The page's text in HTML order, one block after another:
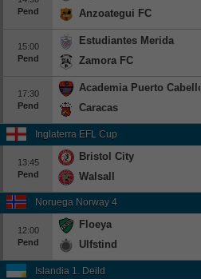
Pend
Anzoategui FC
15:00
Pend
Estudiantes Merida
Zamora FC
17:30
Pend
Academia Puerto Cabello
Caracas
Inglaterra EFL Cup
13:45
Pend
Bristol City
Walsall
Noruega Norway 4
12:00
Pend
Floeya
Ulfstind
Islandia 1. Deild
Hockey
Fútbol Americano
Clasificación
Casas de Apuestas